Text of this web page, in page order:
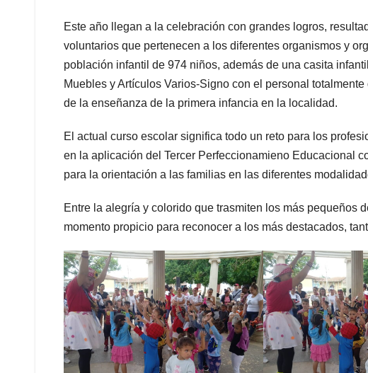
Este año llegan a la celebración con grandes logros,
voluntarios que pertenecen a los diferentes organismos y
población infantil de 974 niños, además de una casita
Muebles y Artículos Varios-Signo con el personal
de la enseñanza de la primera infancia en la localidad.
El actual curso escolar significa todo un reto para los
en la aplicación del Tercer Perfeccionamieno Educacional
para la orientación a las familias en las diferentes
Entre la alegría y colorido que trasmiten los más pequeños
momento propicio para reconocer a los más destacados,